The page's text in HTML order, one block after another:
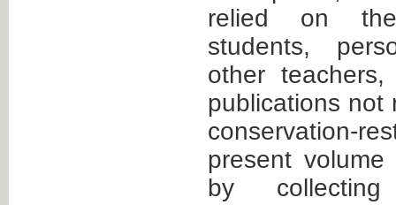
relied on
students,
other
publications not
present
by